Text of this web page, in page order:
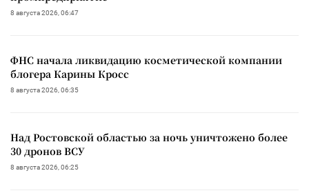
8 августа 2026, 06:47
ФНС начала ликвидацию косметической компании
блогера Карины Кросс
8 августа 2026, 06:35
Над Ростовской областью за ночь уничтожено более
30 дронов ВСУ
8 августа 2026, 06:25